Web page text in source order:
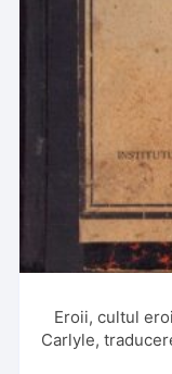
Eroii, cultul
Carlyle,
1924, Institutul